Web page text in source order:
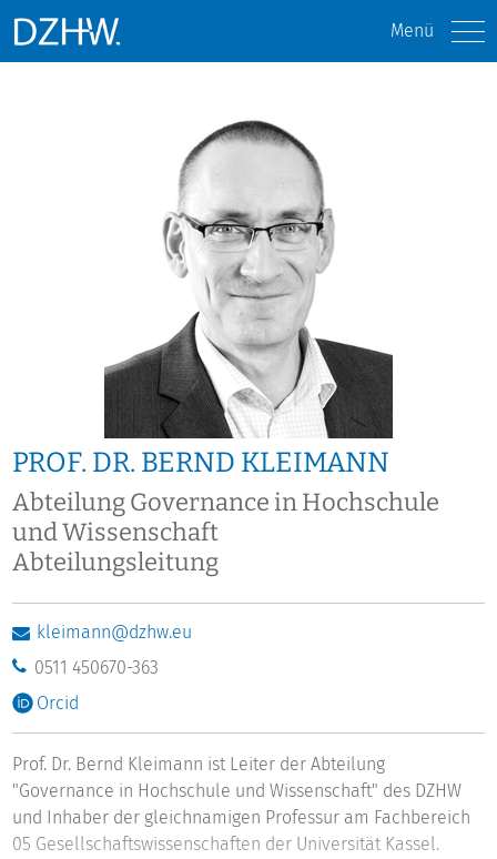
Menü
PROF. DR. BERND KLEIMANN
Abteilung Governance in Hochschule
und Wissenschaft
Abteilungsleitung
kleimann@dzhw.eu
0511 450670-363
Orcid
Prof. Dr. Bernd Kleimann ist Leiter der Abteilung
"Governance in Hochschule und Wissenschaft" des DZHW
und Inhaber der gleichnamigen Professur am Fachbereich
05 Gesellschaftswissenschaften der Universität Kassel.